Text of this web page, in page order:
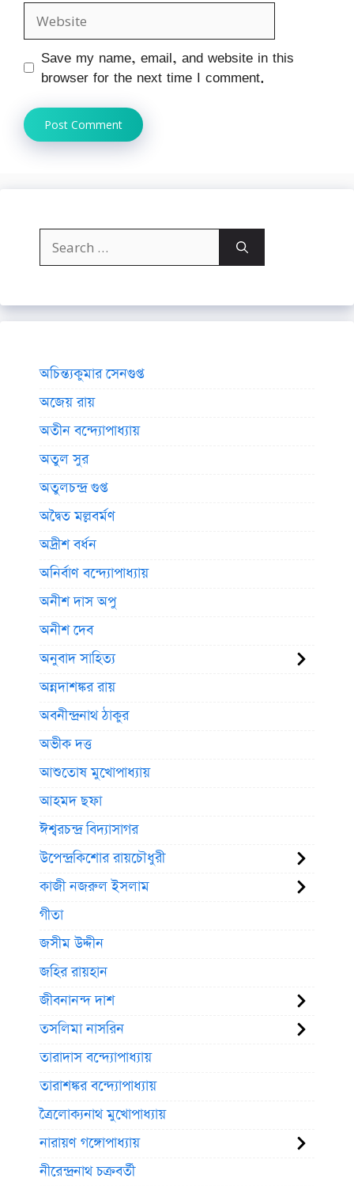
Website
Save my name, email, and website in this
browser for the next time I comment.
Search
for:
অচিন্ত্যকুমার সেনগুপ্ত
অজেয় রায়
অতীন বন্দ্যোপাধ্যায়
অতুল সুর
অতুলচন্দ্র গুপ্ত
অদ্বৈত মল্লবর্মণ
অদ্রীশ বর্ধন
অনির্বাণ বন্দ্যোপাধ্যায়
অনীশ দাস অপু
অনীশ দেব
অনুবাদ সাহিত্য
অন্নদাশঙ্কর রায়
অবনীন্দ্রনাথ ঠাকুর
অভীক দত্ত
আশুতোষ মুখোপাধ্যায়
আহমদ ছফা
ঈশ্বরচন্দ্র বিদ্যাসাগর
উপেন্দ্রকিশোর রায়চৌধুরী
কাজী নজরুল ইসলাম
গীতা
জসীম উদ্দীন
জহির রায়হান
জীবনানন্দ দাশ
তসলিমা নাসরিন
তারাদাস বন্দ্যোপাধ্যায়
তারাশঙ্কর বন্দ্যোপাধ্যায়
ত্রৈলোক্যনাথ মুখোপাধ্যায়
নারায়ণ গঙ্গোপাধ্যায়
নীরেন্দ্রনাথ চক্রবর্তী